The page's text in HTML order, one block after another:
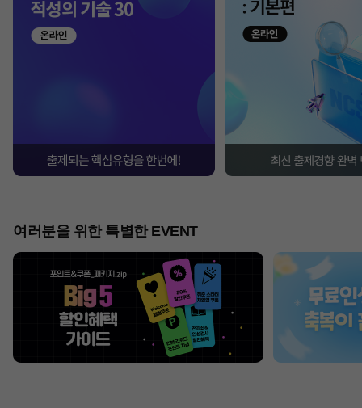
여러분을 위한 특별한 EVENT